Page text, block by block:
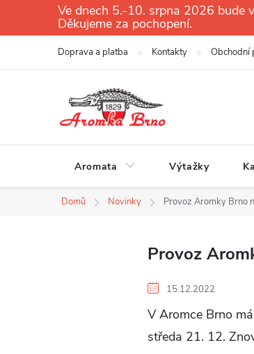
Ve dnech 5.-10. srpna 2026 bude
Děkujeme za pochopení.
Doprava a platba Kontakty Obchodní
Aromata Výtažky
Domů Novinky Provoz Aromky Brno
Provoz
15.12.2022
V Aromce Brno
středa 21. 12.